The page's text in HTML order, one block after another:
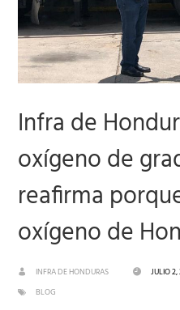
Infra de
oxígeno de
reafirma
oxígeno de
INFRA DE HONDURAS JULIO
BLOG